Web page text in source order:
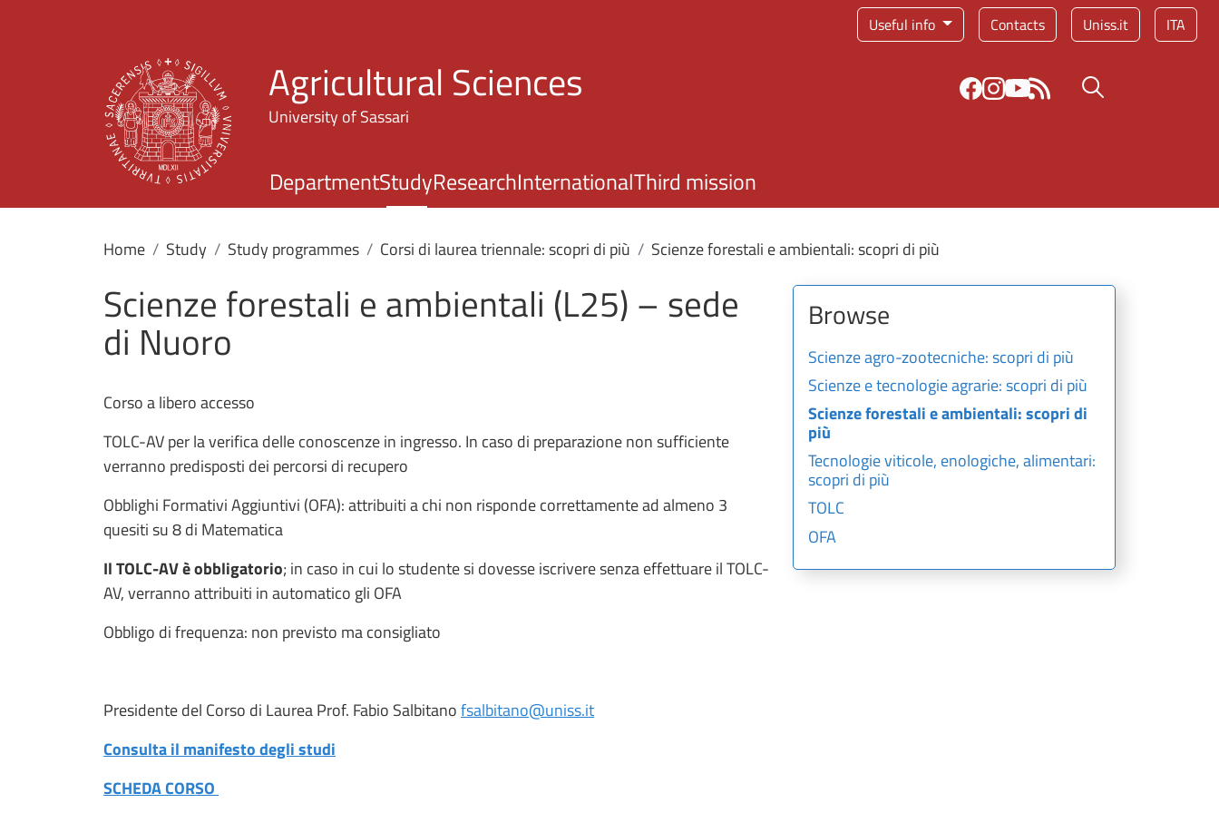
Useful info Service menu
Contacts Uniss.it ITA
Agricultural Sciences
University of Sassari
Search button
DepartmentStudyResearchInternationalThird mission
Home Study Study programmes Corsi di laurea triennale: scopri di più Scienze forestali e ambientali: scopri di più
Scienze forestali e ambientali (L25) – sede
di Nuoro
Corso a libero accesso
TOLC-AV per la verifica delle conoscenze in ingresso. In caso di preparazione non sufficiente
verranno predisposti dei percorsi di recupero
Obblighi Formativi Aggiuntivi (OFA): attribuiti a chi non risponde correttamente ad almeno 3
quesiti su 8 di Matematica
Il TOLC-AV è obbligatorio; in caso in cui lo studente si dovesse iscrivere senza effettuare il TOLC-
AV, verranno attribuiti in automatico gli OFA
Obbligo di frequenza: non previsto ma consigliato
Presidente del Corso di Laurea Prof. Fabio Salbitanofsalbitano@uniss.it
Consulta il manifesto degli studi
SCHEDA CORSO
Browse
Scienze agro-zootecniche: scopri di più
Scienze e tecnologie agrarie: scopri di più
Scienze forestali e ambientali: scopri di
più
Tecnologie viticole, enologiche, alimentari:
scopri di più
TOLC
OFA